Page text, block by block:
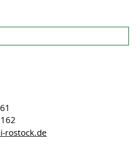
rostock.de